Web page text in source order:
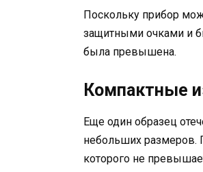
Поскольку прибор
защитными очками и
была превышена.
Компактные
Еще один образец
небольших размеров.
которого не